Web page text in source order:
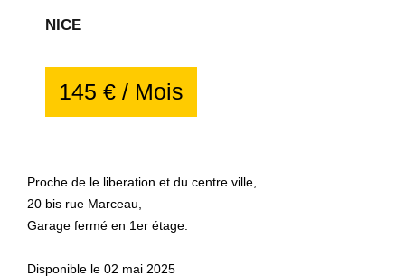
NICE
145 € / Mois
Proche de le liberation et du centre ville,
20 bis rue Marceau,
Garage fermé en 1er étage.
Disponible le 02 mai 2025